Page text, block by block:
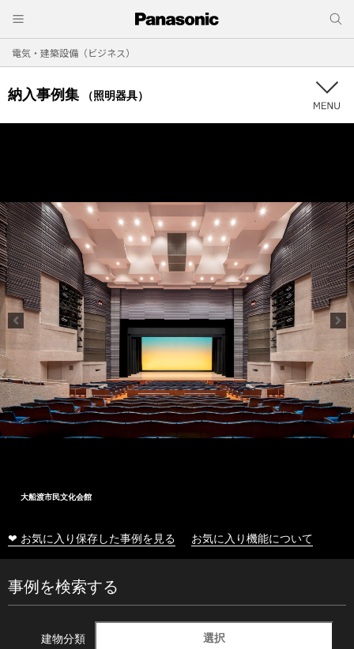
電気・建築設備（ビジネス）
納入事例集 （照明器具）
大船渡市民文化会館
❤ お気に入り保存した事例を見る お気に入り機能について
事例を検索する
建物分類 選択